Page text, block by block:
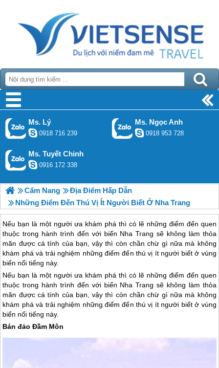
Ms. Lý
0918 716 239
Ms. Ngọc Anh
0918 953 728
Ms. Tuyết Chinh
0916 172 338
Cẩm Nang
Địa Điểm Hấp Dẫn
Những Điểm Đến Thú Vị Ít Người Biết Ở Nha Trang
Nếu bạn là một người ưa khám phá thì có lẽ những điểm đến quen
thuộc trong hành trình đến với biển Nha Trang sẽ không làm thỏa
mãn được cá tính của bạn, vậy thì còn chần chừ gì nữa mà không
khám phá và trải nghiệm những điểm đến thú vị ít người biết ở vùng
biển nổi tiếng này.
Nếu bạn là một người ưa khám phá thì có lẽ những điểm đến quen
thuộc trong hành trình đến với biển Nha Trang sẽ không làm thỏa
mãn được cá tính của bạn, vậy thì còn chần chừ gì nữa mà không
khám phá và trải nghiệm những điểm đến thú vị ít người biết ở vùng
biển nổi tiếng này.
Bán đảo Đầm Môn